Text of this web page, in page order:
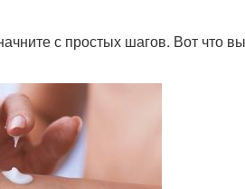
с простых шагов. Вот что